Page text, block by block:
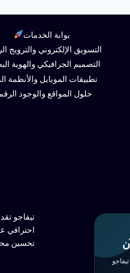
بوابة الخدمات
التسويق الإلكتروني والترويج
التصميم الجرافيكي والهوية
تطبيقات الموبايل والأنظمة
حلول المواقع والوجود
تيفاجو
احترافي
تحسين